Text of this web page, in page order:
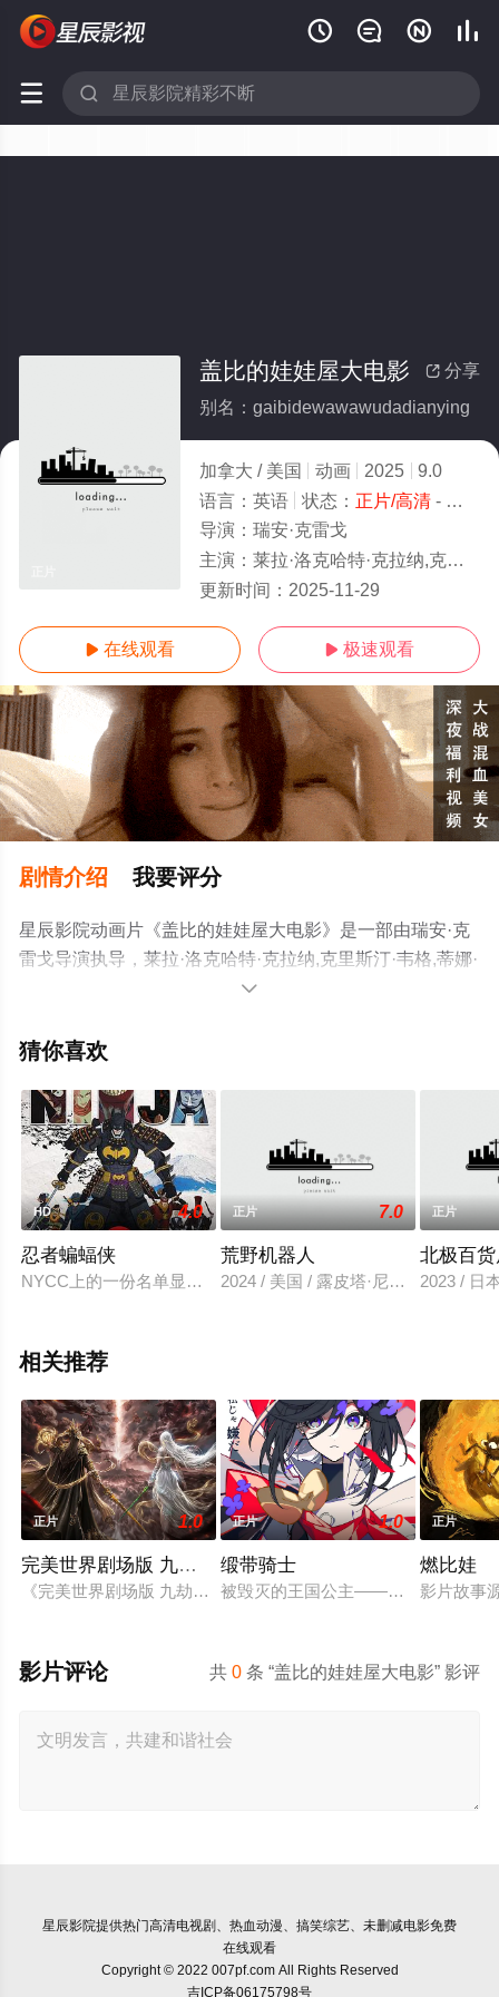
   
 
 分享
盖比的娃娃屋大电影
别名：gaibidewawawudadianying
加拿大 / 美国 动画 2025
9.0
语言： 英语 状态： 正片/高清- 免费在线观看
导演： 瑞安·克雷戈
主演： 莱拉·洛克哈特·克拉纳,克里斯汀·韦格,蒂娜·乌库,卡拉·塔萨拉,塔拉·斯特朗,多诺万·巴顿,圣蒂·尼尔森,玛姬·洛,爱德华多·弗兰科,
更新时间： 2025-11-29
 在线观看  极速观看
剧情介绍 我要评分
星辰影院动画片《盖比的娃娃屋大电影》是一部由瑞安·克
雷戈导演执导，莱拉·洛克哈特·克拉纳,克里斯汀·韦格,蒂娜·
乌库,卡拉·塔萨拉,塔拉·斯特朗,多诺万·巴顿,圣蒂·尼尔森,玛
艾戈·乌迪姆,托马斯·列农,福琼·费姆斯特,梅丽莎·维亚西诺
菲娅等明星精彩演绎的加拿大 / 美国电影，手机免费观看高
清无删减完整版电影大全就来星辰影视，更多相关信息可
移步至豆瓣电影、电视猫或剧情网等平台了解。

猜你喜欢
HD 4.0
忍者蝙蝠侠
NYCC上的一份名单显示，2018年中，华纳兄弟将与“爆炸头武
正片 7.0
荒野机器人
2024 / 美国 / 露皮塔·尼永奥,佩德罗·
正片
北极百
2023 / 日
相关推荐
正片 1.0
完美世界剧场版 九劫焚天
《完美世界剧场版 九劫焚天》是动画《完美世界》的第二部剧
正片 1.0
缎带骑士
被毁灭的王国公主——萨菲娅。 灾厄“
正片
燃比娃
影片故事
共0 条 “盖比的娃娃屋大电影” 影评
影片评论
星辰影院提供热门高清电视剧、热血动漫、搞笑综艺、未删减电影免费
在线观看
Copyright © 2022 007pf.com All Rights Reserved
吉ICP备06175798号